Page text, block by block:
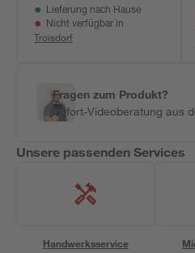
Lieferung nach Hause
Nicht verfügbar in
Troisdorf
Fragen zum Produkt?
Sofort-Videoberatung aus
Unsere passenden Services
Handwerksservice